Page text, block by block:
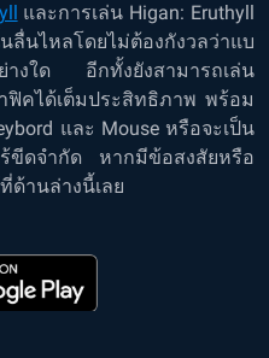
และการเล่น Higan: Eruthyll
ลื่นไหลโดยไม่ต้องกังวลว่าแบ
างใด อีกทั้งยังสามารถเล่น
ฟิคได้เต็มประสิทธิภาพ พร้อม
และ Mouse หรือจะเป็น
ขีดจำกัด หากมีข้อสงสัยหรือ
ด้านล่างนี้เลย